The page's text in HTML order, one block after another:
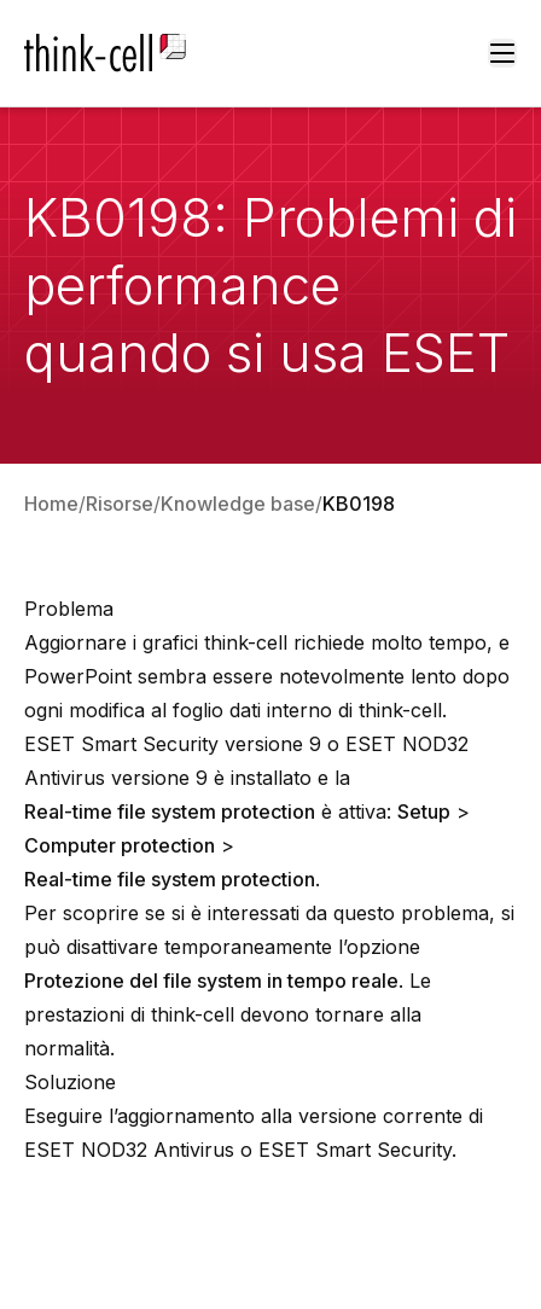
KB0198: Problemi di
performance
quando si usa ESET
Home Risorse Knowledge base KB0198
Problema
Aggiornare i grafici think-cell richiede molto tempo, e
PowerPoint sembra essere notevolmente lento dopo
ogni modifica al foglio dati interno di think-cell.
ESET Smart Security versione 9 o ESET NOD32
Antivirus versione 9 è installato e la
Real-time file system protection è attiva: Setup >
Computer protection >
Real-time file system protection.
Per scoprire se si è interessati da questo problema, si
può disattivare temporaneamente l’opzione
Protezione del file system in tempo reale. Le
prestazioni di think-cell devono tornare alla
normalità.
Soluzione
Eseguire l’aggiornamento alla versione corrente di
ESET NOD32 Antivirus o ESET Smart Security.